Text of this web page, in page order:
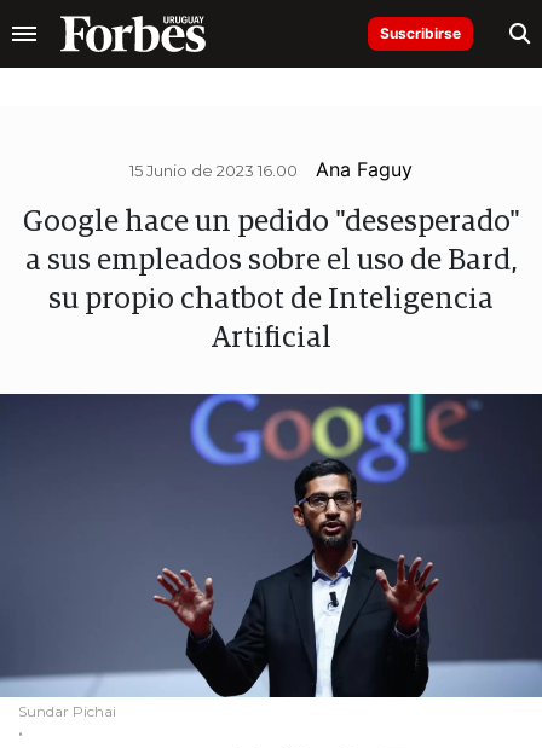
Suscribirse
15 Junio de 2023 16.00 Ana Faguy
Google hace un pedido "desesperado"
a sus empleados sobre el uso de Bard,
su propio chatbot de Inteligencia
Artificial
Sundar Pichai
.